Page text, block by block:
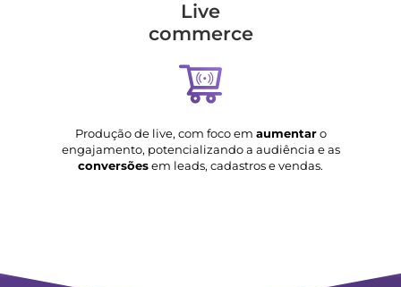
Live
commerce
Produção de live, com foco em aumentaro
engajamento, potencializando a audiência e as
conversõesem leads, cadastros e vendas.